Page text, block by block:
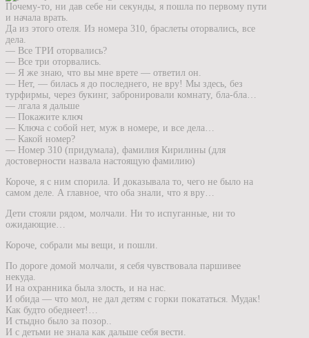
Почему-то, ни дав себе ни секунды, я пошла по первому пути
и начала врать.
Да из этого отеля. Из номера 310, браслеты оторвались, все
дела.
— Все ТРИ оторвались?
— Все три оторвались.
— Я же знаю, что вы мне врете — ответил он.
— Нет, — билась я до последнего, не вру! Мы здесь, без
турфирмы, через букинг, забронировали комнату, бла-бла…
— лгала я дальше
— Покажите ключ
— Ключа с собой нет, муж в номере, и все дела…
— Какой номер?
— Номер 310 (придумала), фамилия Кирилины (для
достоверности назвала настоящую фамилию)
Короче, я с ним спорила. И доказывала то, чего не было на
самом деле. А главное, что оба знали, что я вру…
Дети стояли рядом, молчали. Ни то испуганные, ни то
ожидающие…
Короче, собрали мы вещи, и пошли.
По дороге домой молчали, я себя чувствовала паршивее
некуда.
И на охранника была злость, и на нас.
И обида — что мол, не дал детям с горки покататься. Мудак!
Как будто обеднеет!…
И стыдно было за позор..
И с детьми не знала как дальше себя вести.